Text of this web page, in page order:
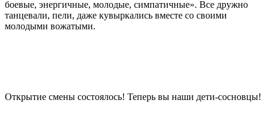
боевые, энергичные, молодые, симпатичные». Все дружно
танцевали, пели, даже кувыркались вместе со своими
молодыми вожатыми.
Открытие смены состоялось! Теперь вы наши дети-сосновцы!